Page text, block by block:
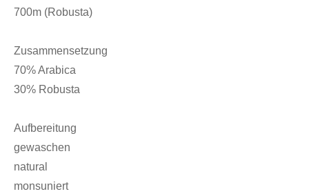
700m (Robusta)
Zusammensetzung
70% Arabica
30% Robusta
Aufbereitung
gewaschen
natural
monsuniert